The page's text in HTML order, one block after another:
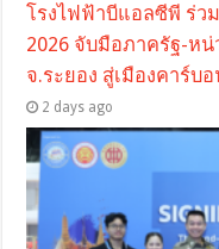
โรงไฟฟ้าบีแอลซีพี ร่วม
2026 จับมือภาครัฐ-ห
จ.ระยอง สู่เมืองคาร์บอ
2 days ago